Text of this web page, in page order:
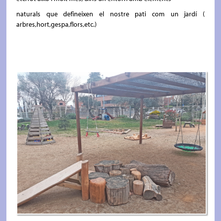
naturals que defineixen el nostre pati com un jardí (
arbres,hort,gespa,flors,etc.)